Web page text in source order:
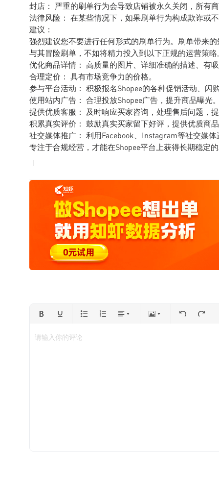
封店： 严重的刷单行为会导致店铺被永久关闭，所有
法律风险： 在某些情况下，如果刷单行为构成欺诈或
建议：
强烈建议您不要进行任何形式的刷单行为。刷单带来
与其冒险刷单，不如将精力投入到以下正规的运营策略
优化商品详情： 高质量的图片、详细准确的描述、有
合理定价： 具有市场竞争力的价格。
参与平台活动： 积极报名Shopee的各种促销活动、闪
使用站内广告： 合理投放Shopee广告，提升商品曝光
提供优质客服： 及时响应买家咨询，处理售后问题，
积累真实评价： 鼓励真实买家留下好评，提供优质商
社交媒体推广： 利用Facebook、Instagram等社交媒
专注于合规经营，才能在Shopee平台上获得长期稳定
请输入你的评论